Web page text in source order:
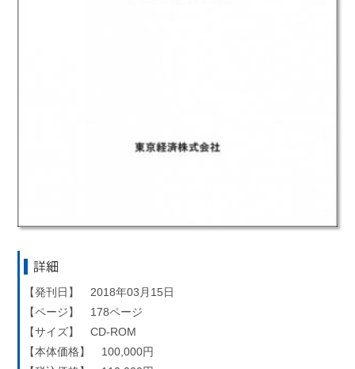
【発刊日】 2018年03月15日
【ページ】 178ページ
【サイズ】 CD-ROM
【本体価格】 100,000円